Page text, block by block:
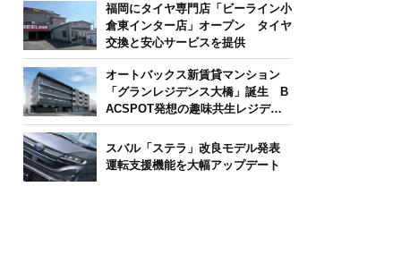
福岡にタイヤ専門店「ビーライン小
倉東インター店」オープン タイヤ
交換と安心サービスを提供
オートバックス新賃貸マンション
「グランレジデンス大橋」誕生 B
ACSPOT発想の趣味共生レジデン
ス
スバル「ステラ」改良モデル発表
運転支援機能を大幅アップデート